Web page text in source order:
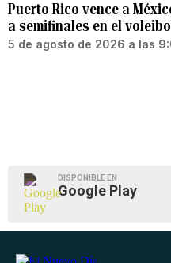
Puerto Rico vence a
a semifinales en el
5 de agosto de 2026 a las
DISPONIBLE EN
Google Play